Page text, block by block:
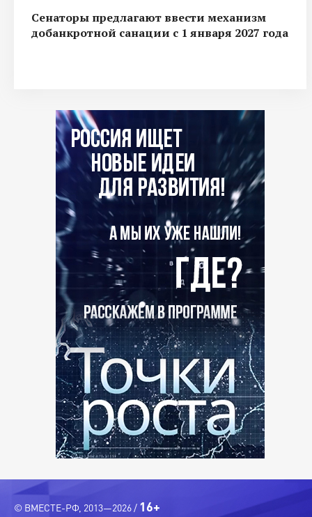
Сенаторы предлагают ввести механизм
добанкротной санации с 1 января 2027 года
© ВМЕСТЕ-РФ, 2013—2026 / 16+